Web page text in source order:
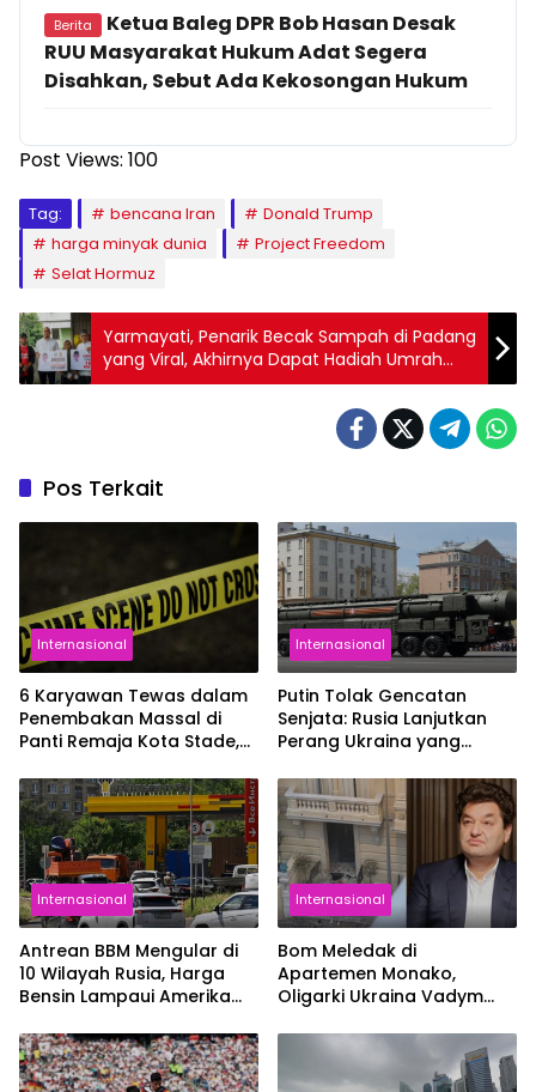
Berita
Ketua Baleg DPR Bob Hasan Desak
RUU Masyarakat Hukum Adat Segera
Disahkan, Sebut Ada Kekosongan Hukum
Post Views: 100
Tag: bencana Iran
Donald Trump
harga minyak dunia
Project Freedom
Selat Hormuz
Yarmayati, Penarik Becak Sampah di Padang
yang Viral, Akhirnya Dapat Hadiah Umrah
dari Andre Rosiade
Pos Terkait
Internasional
6 Karyawan Tewas dalam
Penembakan Massal di
Panti Remaja Kota Stade,
Internasional
Putin Tolak Gencatan
Senjata: Rusia Lanjutkan
Perang Ukraina yang
Tahun
Internasional
Antrean BBM Mengular di
10 Wilayah Rusia, Harga
Bensin Lampaui Amerika
Internasional
Bom Meledak di
Apartemen Monako,
Oligarki Ukraina Vadym